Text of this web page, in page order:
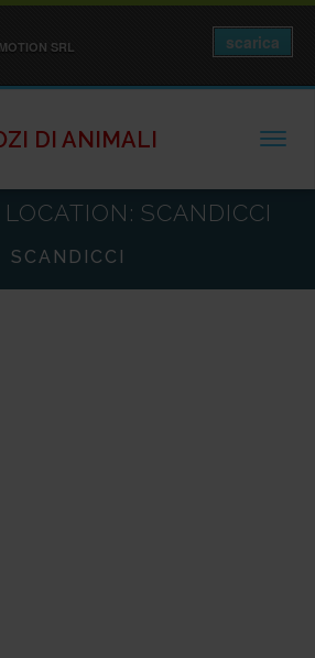
SRL scarica
DI ANIMALI
LOCATION: SCANDICCI
SCANDICCI